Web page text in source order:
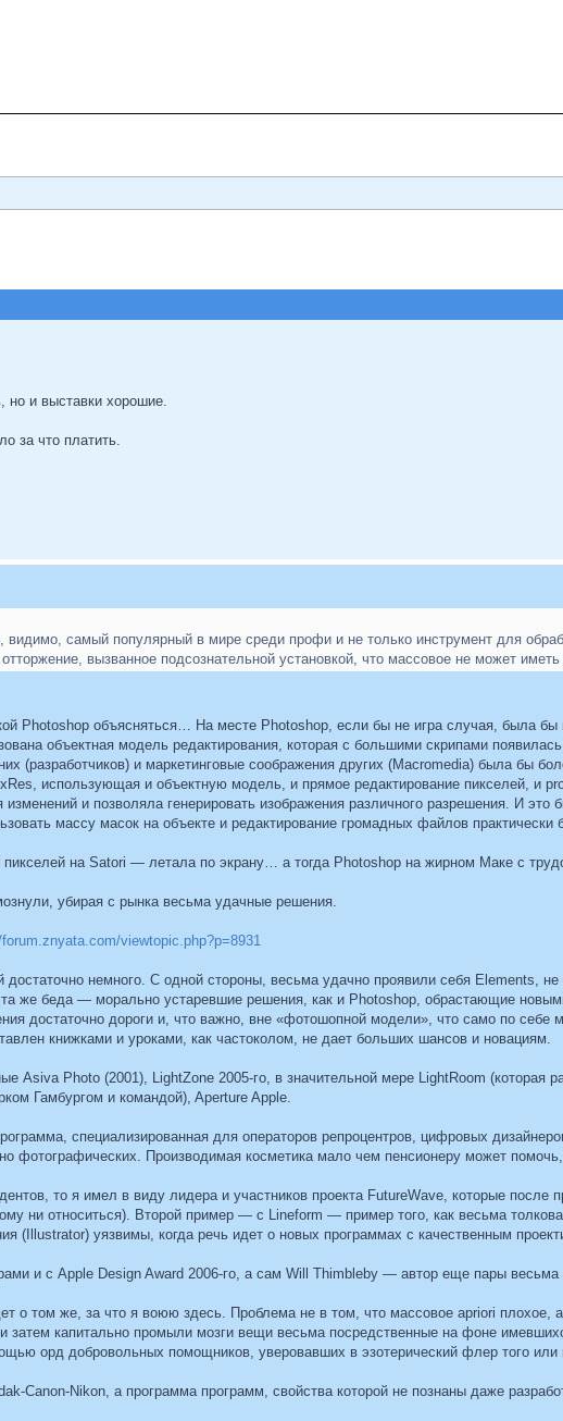
но и выставки хорошие.
за что платить.
видимо, самый популярный в мире среди профи и не только инструмент для
вызванное подсознательной установкой, что массовое не может
Photoshop объясняться… На месте Photoshop, если бы не игра случая, была
объектная модель редактирования, которая с большими скрипами
(разработчиков) и маркетинговые соображения других (Macromedia) была бы
использующая и объектную модель, и прямое редактирование пикселей, и
изменений и позволяла генерировать изображения различного разрешения. И
массу масок на объекте и редактирование громадных файлов практически
пикселей на Satori — летала по экрану… а тогда Photoshop на жирном Маке с
убирая с рынка весьма удачные решения.
viewtopic.php?p=8931
достаточно немного. С одной стороны, весьма удачно проявили себя Elements,
же беда — морально устаревшие решения, как и Photoshop, обрастающие
достаточно дороги и, что важно, вне «фотошопной модели», что само по себе
книжками и уроками, как частоколом, не дает больших шансов и новациям.
Asiva Photo (2001), LightZone 2005-го, в значительной мере LightRoom (которая
Гамбургом и командой), Aperture Apple.
специализированная для операторов репроцентров, цифровых
фотографических. Производимая косметика мало чем пенсионеру может помочь,
то я имел в виду лидера и участников проекта FutureWave, которые после
ни относиться). Второй пример — с Lineform — пример того, как весьма
(Illustrator) уязвимы, когда речь идет о новых программах с качественным
и с Apple Design Award 2006-го, а сам Will Thimbleby — автор еще пары
о том же, за что я воюю здесь. Проблема не в том, что массовое apriori плохое,
затем капитально промыли мозги вещи весьма посредственные на фоне
орд добровольных помощников, уверовавших в эзотерический флер того или
Canon-Nikon, а программа программ, свойства которой не познаны даже